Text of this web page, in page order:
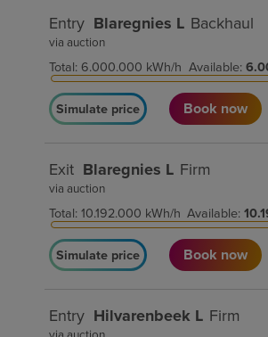
Entry Blaregnies L Backhaul
via auction
Total: 6.000.000 kWh/h Available:
Simulate price Book now
Exit Blaregnies L Firm
via auction
Total:10.192.000 kWh/h Available:
Simulate price Book now
Entry Hilvarenbeek L Firm
via auction